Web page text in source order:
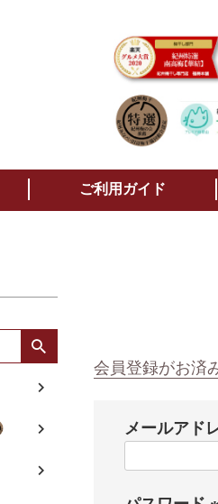
ご利用ガイド
会員登録がお済
メールアド